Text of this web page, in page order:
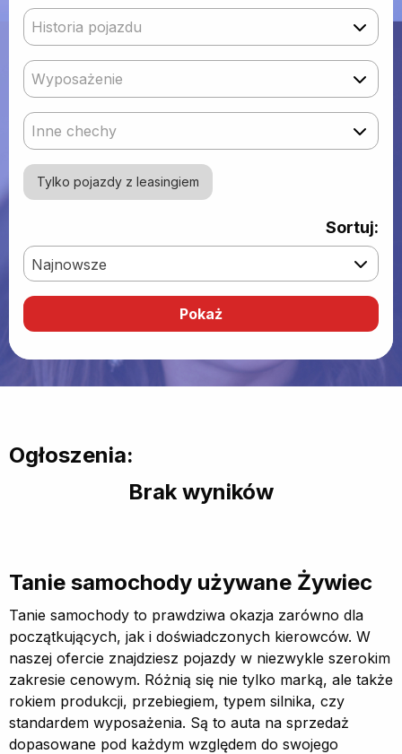
Historia pojazdu
Wyposażenie
Inne chechy
Tylko pojazdy z leasingiem
Sortuj:
Najnowsze
Ogłoszenia:
Brak wyników
Tanie samochody używane Żywiec
Tanie samochody to prawdziwa okazja zarówno dla
początkujących, jak i doświadczonych kierowców. W
naszej ofercie znajdziesz pojazdy w niezwykle szerokim
zakresie cenowym. Różnią się nie tylko marką, ale także
rokiem produkcji, przebiegiem, typem silnika, czy
standardem wyposażenia. Są to auta na sprzedaż
dopasowane pod każdym względem do swojego